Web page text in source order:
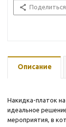
Поделиться
Описание
Накидка-платок
идеальное
мероприятия, в